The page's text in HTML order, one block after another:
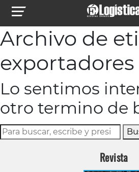
Archivo de
exportadores
Lo sentimos
otro termino de
Revista